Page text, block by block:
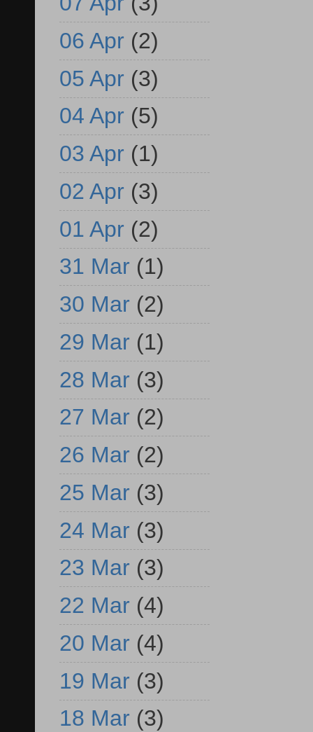
06 Apr (2)
05 Apr (3)
04 Apr (5)
03 Apr (1)
02 Apr (3)
01 Apr (2)
31 Mar (1)
30 Mar (2)
29 Mar (1)
28 Mar (3)
27 Mar (2)
26 Mar (2)
25 Mar (3)
24 Mar (3)
23 Mar (3)
22 Mar (4)
20 Mar (4)
19 Mar (3)
18 Mar (3)